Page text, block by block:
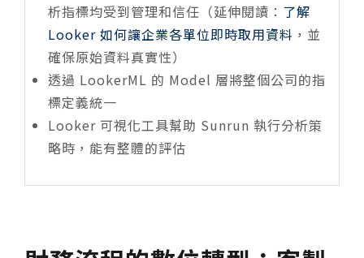
析指標均受到管理和信任（延伸閱讀： 了解
Looker 如何讓企業各單位即時取用資料 ，並
確保原始資料真實性）
透過 LookerML 的 Model 層將整個公司的指
標定義統一
Looker 可視化工具幫助 Sunrun 執行分析策
略時，能有整體的評估